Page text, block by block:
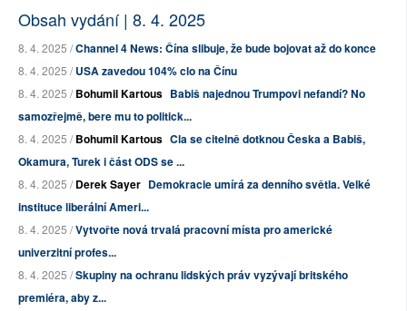
Obsah vydání | 8. 4. 2025
8. 4. 2025 /Channel 4 News: Čína slibuje, že bude bojovat až do konce
8. 4. 2025 /USA zavedou 104% clo na Čínu
8. 4. 2025 /Bohumil Kartous Babiš najednou Trumpovi nefandí? No
samozřejmě, bere mu to politick...
8. 4. 2025 /Bohumil Kartous Cla se citelně dotknou Česka a Babiš,
Okamura, Turek i část ODS se ...
8. 4. 2025 /Derek Sayer Demokracie umírá za denního světla. Velké
instituce liberální Ameri...
8. 4. 2025 /Vytvořte nová trvalá pracovní místa pro americké
univerzitní profes...
8. 4. 2025 /Skupiny na ochranu lidských práv vyzývají britského
premiéra, aby z...